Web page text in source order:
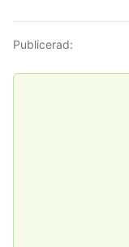
Publicerad: